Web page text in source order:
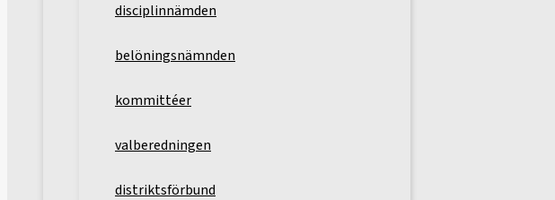
disciplinnämden
belöningsnämnden
kommittéer
valberedningen
distriktsförbund